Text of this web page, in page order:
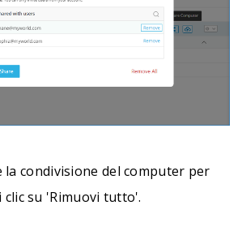
condivisione del computer per
su 'Rimuovi tutto'.